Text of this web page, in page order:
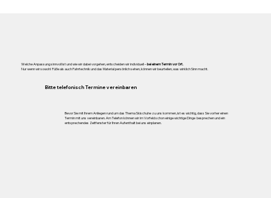
Welche Anpassung sinnvoll ist und wie wir dabei vorgehen, entscheiden wir individuell –bei einem Termin vor Ort.
Nur wenn wir sowohl Füße als auch Fahrtechnik und das Material persönlich sehen, können wir beurteilen, was wirklich Sinn macht.
Bitte telefonisch Termine vereinbaren
Bevor Sie mit Ihrem Anliegen rund um das Thema Skischuhe zu uns kommen, ist es wichtig, dass Sie vorher einen
Termin mit uns vereinbaren. Am Telefon können wir im Vorfeld schon einige wichtige Dinge besprechen und ein
entsprechendes Zeitfenster für Ihren Aufenthalt bei uns einplanen.